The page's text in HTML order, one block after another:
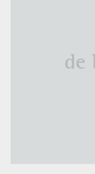
de